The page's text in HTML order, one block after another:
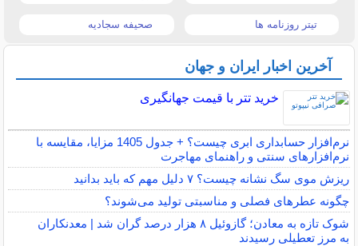
تیتر روزنامه ها صحیفه سجادیه
آخرین اخبار ایران و جهان
خرید تتر با قیمت جهانگیری
نرم‌افزار حسابداری ابری چیست؟ + جدول 1405 مزایا، مقایسه با
نرم‌افزارهای سنتی و راهنمای مهاجرت
ریزش موی سگ نشانه چیست؟ ۷ دلیل مهم که باید بدانید
چگونه عطرهای فصلی و مناسبتی تولید می‌شوند؟
شوک تازه به معادن؛ گازوئیل ۸ هزار درصد گران شد | معدنکاران
به مرز تعطیلی رسیدند